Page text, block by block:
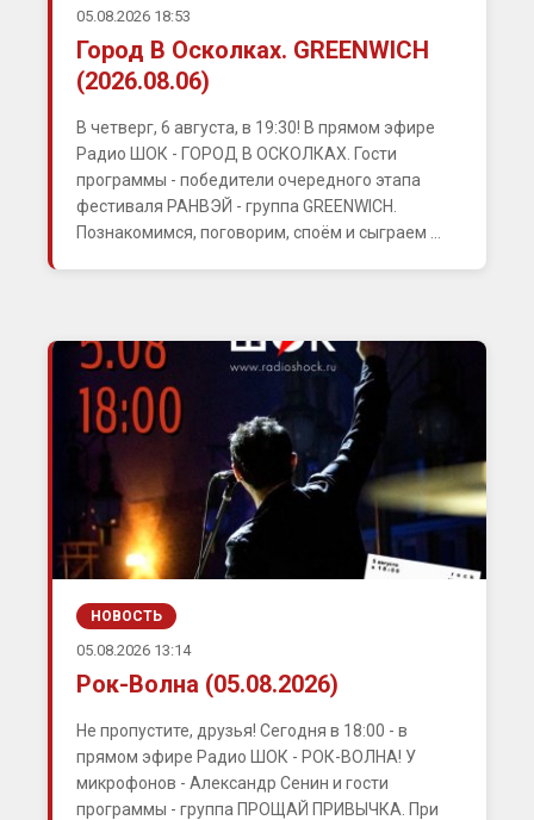
05.08.2026 18:53
Город В Осколках. GREENWICH
(2026.08.06)
В четверг, 6 августа, в 19:30! В прямом эфире
Радио ШОК - ГОРОД В ОСКОЛКАХ. Гости
программы - победители очередного этапа
фестиваля РАНВЭЙ - группа GREENWICH.
Познакомимся, поговорим, споём и сыграем ...
НОВОСТЬ
05.08.2026 13:14
Рок-Волна (05.08.2026)
Не пропустите, друзья! Сегодня в 18:00 - в
прямом эфире Радио ШОК - РОК-ВОЛНА! У
микрофонов - Александр Сенин и гости
программы - группа ПРОЩАЙ ПРИВЫЧКА. При